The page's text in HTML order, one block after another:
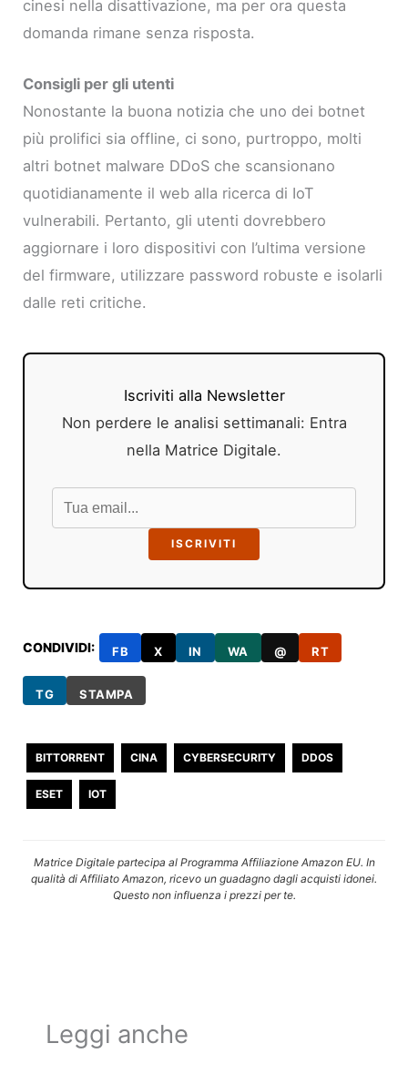
cinesi nella disattivazione, ma per ora questa
domanda rimane senza risposta.
Consigli per gli utenti
Nonostante la buona notizia che uno dei botnet
più prolifici sia offline, ci sono, purtroppo, molti
altri botnet malware DDoS che scansionano
quotidianamente il web alla ricerca di IoT
vulnerabili. Pertanto, gli utenti dovrebbero
aggiornare i loro dispositivi con l’ultima versione
del firmware, utilizzare password robuste e isolarli
dalle reti critiche.
Iscriviti alla Newsletter
Non perdere le analisi settimanali: Entra
nella Matrice Digitale.
ISCRIVITI
CONDIVIDI: FB X IN WA @ RT
TG STAMPA
BITTORRENT CINA CYBERSECURITY DDOS
ESET IOT
Matrice Digitale partecipa al Programma Affiliazione Amazon EU. In
qualità di Affiliato Amazon, ricevo un guadagno dagli acquisti idonei.
Questo non influenza i prezzi per te.
Leggi anche